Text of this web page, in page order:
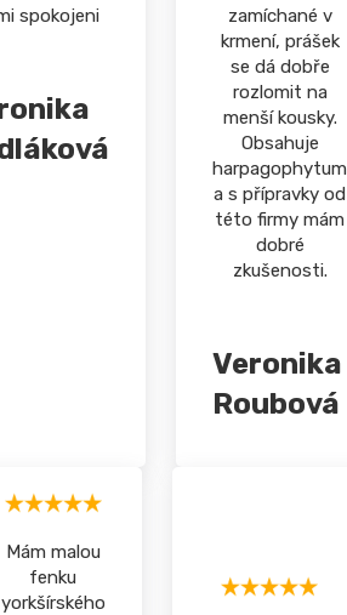
spokojeni
zamíchané v
krmení, prášek
se dá dobře
rozlomit na
menší kousky.
Obsahuje
harpagophytum
a s přípravky od
této firmy mám
dobré
zkušenosti.
Veronika
Roubová
Mám malou
fenku
yorkšírského